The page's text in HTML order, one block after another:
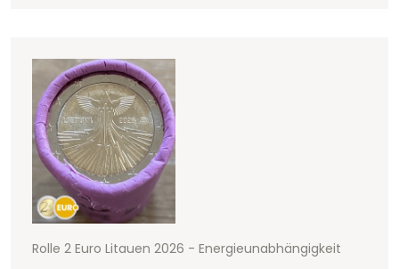
Rolle 2 Euro Litauen 2026 - Energieunabhängigkeit